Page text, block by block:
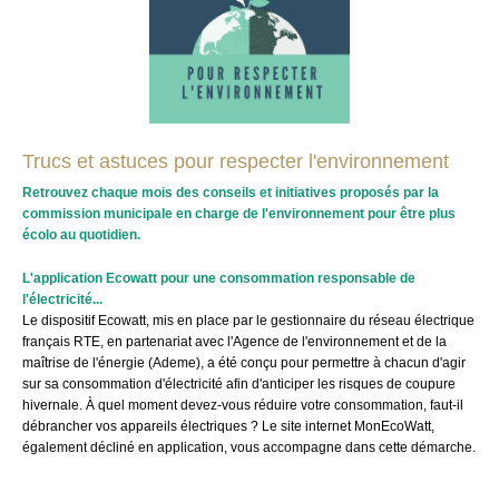
Trucs et astuces pour respecter l'environnement
Retrouvez chaque mois des conseils et initiatives proposés par la
commission municipale en charge de l'environnement pour être plus
écolo au quotidien.
L'application Ecowatt pour une consommation responsable de
l'électricité...
Le dispositif Ecowatt, mis en place par le gestionnaire du réseau électrique
français RTE, en partenariat avec l'Agence de l'environnement et de la
maîtrise de l'énergie (Ademe), a été conçu pour permettre à chacun d'agir
sur sa consommation d'électricité afin d'anticiper les risques de coupure
hivernale. À quel moment devez-vous réduire votre consommation, faut-il
débrancher vos appareils électriques ? Le site internet MonEcoWatt,
également décliné en application, vous accompagne dans cette démarche.